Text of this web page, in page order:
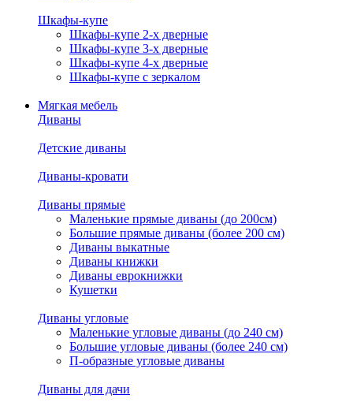
Шкафы-купе
Шкафы-купе 2-х дверные
Шкафы-купе 3-х дверные
Шкафы-купе 4-х дверные
Шкафы-купе с зеркалом
Мягкая мебель
Диваны
Детские диваны
Диваны-кровати
Диваны прямые
Маленькие прямые диваны (до 200см)
Большие прямые диваны (более 200 см)
Диваны выкатные
Диваны книжки
Диваны еврокнижки
Кушетки
Диваны угловые
Маленькие угловые диваны (до 240 см)
Большие угловые диваны (более 240 см)
П-образные угловые диваны
Диваны для дачи